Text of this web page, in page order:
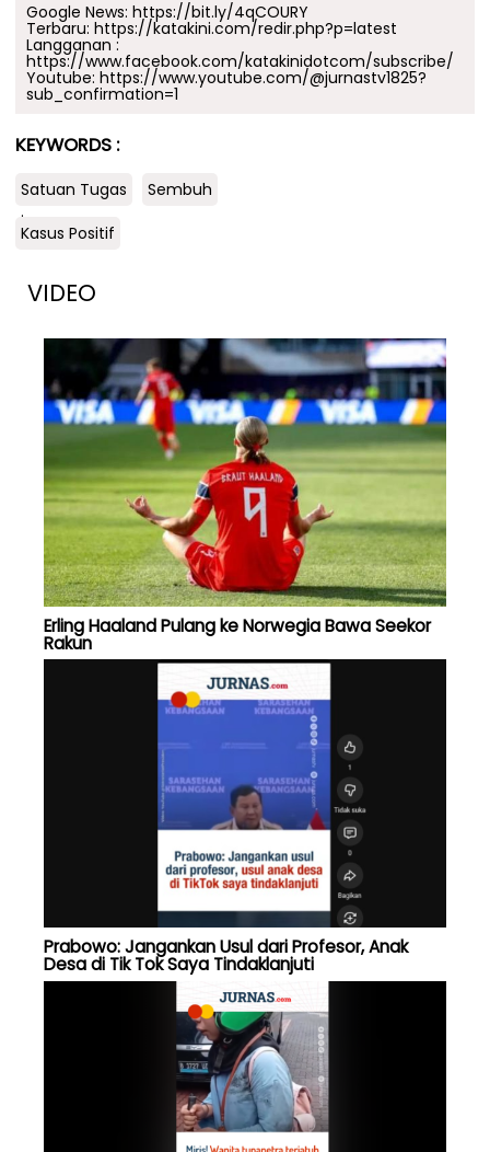
Google News: https://bit.ly/4qCOURY
Terbaru: https://katakini.com/redir.php?p=latest
Langganan :
https://www.facebook.com/katakinidotcom/subscribe/
Youtube: https://www.youtube.com/@jurnastv1825?
sub_confirmation=1
KEYWORDS :
Satuan Tugas
Sembuh
.
Kasus Positif
VIDEO
Erling Haaland Pulang ke Norwegia Bawa Seekor
Rakun
Prabowo: Jangankan Usul dari Profesor, Anak
Desa di Tik Tok Saya Tindaklanjuti